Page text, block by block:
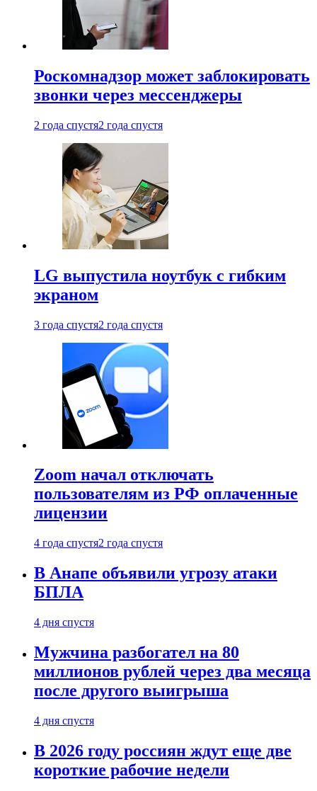
Роскомнадзор может заблокировать
звонки через мессенджеры
2 года спустя2 года спустя
LG выпустила ноутбук с гибким
экраном
3 года спустя2 года спустя
Zoom начал отключать
пользователям из РФ оплаченные
лицензии
4 года спустя2 года спустя
В Анапе объявили угрозу атаки
БПЛА
4 дня спустя
Мужчина разбогател на 80
миллионов рублей через два месяца
после другого выигрыша
4 дня спустя
В 2026 году россиян ждут еще две
короткие рабочие недели